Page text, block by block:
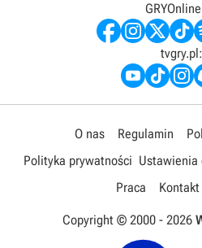
tvgry.pl:
O nas Regulamin
Polityka prywatności Ustawienia
Praca
Kontakt
Copyright © 2000 - 2026